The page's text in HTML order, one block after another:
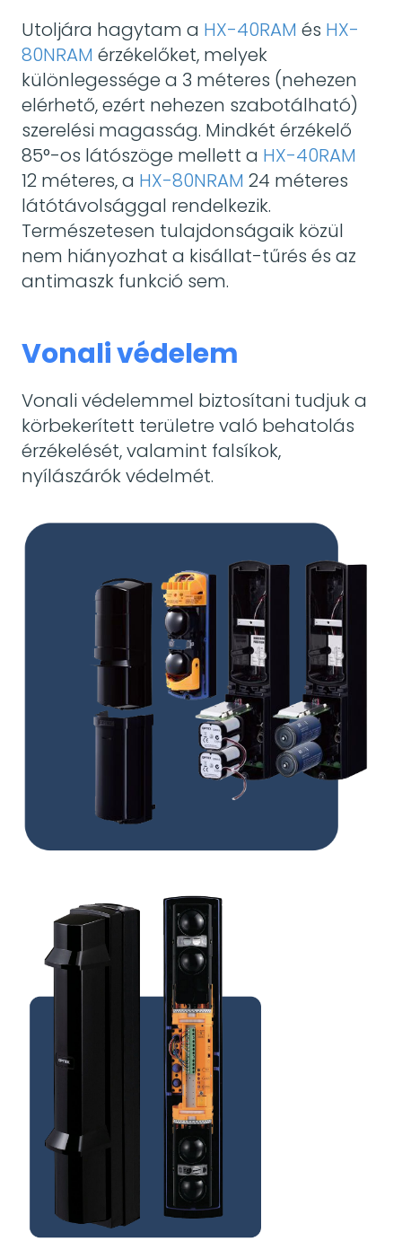
Utoljára hagytam a HX-40RAM és HX-
80NRAM érzékelőket, melyek
különlegessége a 3 méteres (nehezen
elérhető, ezért nehezen szabotálható)
szerelési magasság. Mindkét érzékelő
85°-os látószöge mellett a HX-40RAM
12 méteres, a HX-80NRAM 24 méteres
látótávolsággal rendelkezik.
Természetesen tulajdonságaik közül
nem hiányozhat a kisállat-tűrés és az
antimaszk funkció sem.
Vonali védelem
Vonali védelemmel biztosítani tudjuk a
körbekerített területre való behatolás
érzékelését, valamint falsíkok,
nyílászárók védelmét.